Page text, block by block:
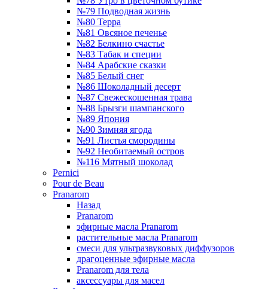
№79 Подводная жизнь
№80 Терра
№81 Овсяное печенье
№82 Белкино счастье
№83 Табак и специи
№84 Арабские сказки
№85 Белый снег
№86 Шоколадный десерт
№87 Свежескошенная трава
№88 Брызги шампанского
№89 Япония
№90 Зимняя ягода
№91 Листья смородины
№92 Необитаемый остров
№116 Мятный шоколад
Pernici
Pour de Beau
Pranarom
Назад
Pranarom
эфирные масла Pranarom
растительные масла Pranarom
смеси для ультразвуковых диффузоров
драгоценные эфирные масла
Pranarom для тела
аксессуары для масел